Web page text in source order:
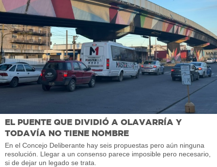
EL PUENTE QUE DIVIDIÓ A OLAVARRÍA Y
TODAVÍA NO TIENE NOMBRE
En el Concejo Deliberante hay seis propuestas pero aún ninguna
resolución. Llegar a un consenso parece imposible pero necesario,
si de dejar un legado se trata.